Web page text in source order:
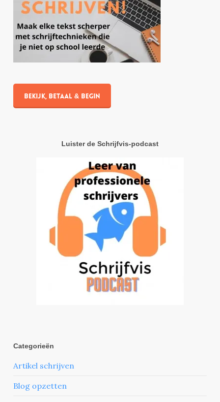
Bekijk, betaal & begin
Luister de Schrijfvis-podcast
Categorieën
Artikel schrijven
Blog opzetten